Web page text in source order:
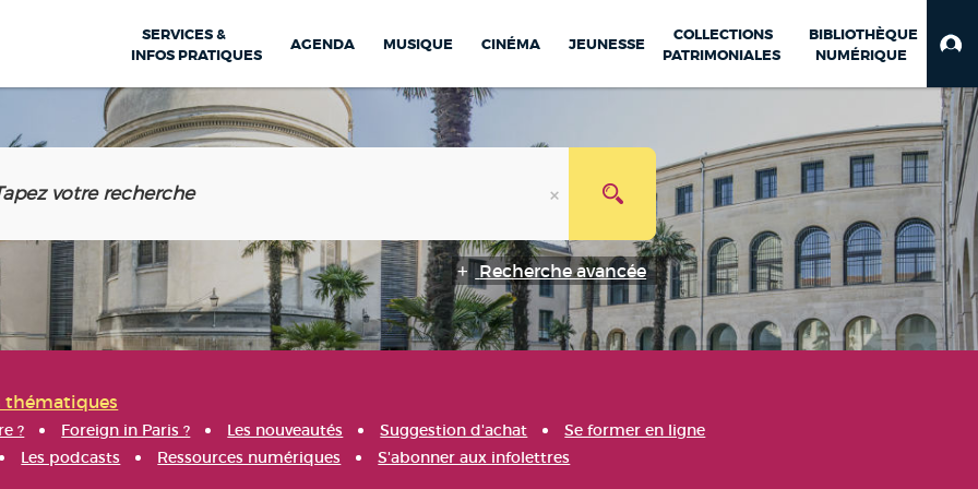
SERVICES &
INFOS PRATIQUES
AGENDA MUSIQUE CINÉMA JEUNESSE
COLLECTIONS
PATRIMONIALES
BIBLIOTHÈQUE
NUMÉRIQUE
Recherche avancée
thématiques
? Foreign in Paris ? Les nouveautés Suggestion d'achat
Se former en ligne
Les podcasts Ressources numériques S'abonner aux infolettres